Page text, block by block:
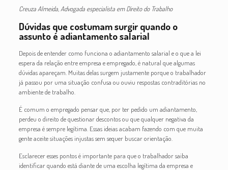
Creuza Almeida, Advogada especialista em Direito do Trabalho
Dúvidas que costumam surgir quando o
assunto é adiantamento salarial
Depois de entender como funciona o adiantamento salarial e o que a lei
espera da relação entre empresa e empregado, é natural que algumas
dúvidas apareçam. Muitas delas surgem justamente porque o trabalhador
já passou por uma situação confusa ou ouviu respostas contraditórias no
ambiente de trabalho.
É comum o empregado pensar que, por ter pedido um adiantamento,
perdeu o direito de questionar descontos ou que qualquer negativa da
empresa é sempre legítima. Essas ideias acabam fazendo com que muita
gente aceite situações injustas sem sequer buscar orientação.
Esclarecer esses pontos é importante para que o trabalhador saiba
identificar quando está diante de uma escolha legítima da empresa e